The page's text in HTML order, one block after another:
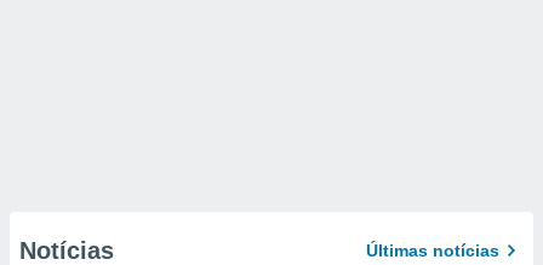
Notícias Últimas notícias